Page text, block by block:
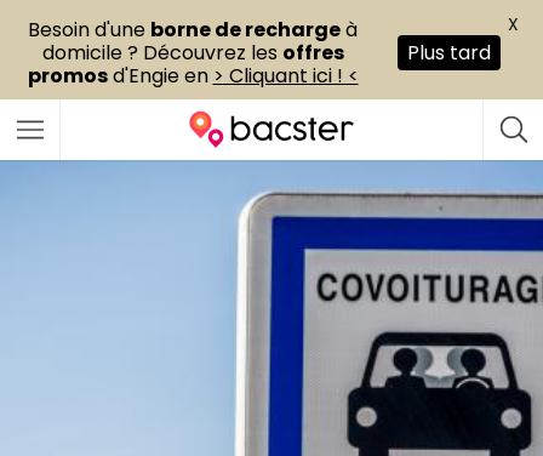
Besoin d'une borne de rechargeà
domicile ? Découvrez les offres
promosd'Engie en > Cliquant ici ! <
Plus tard
X